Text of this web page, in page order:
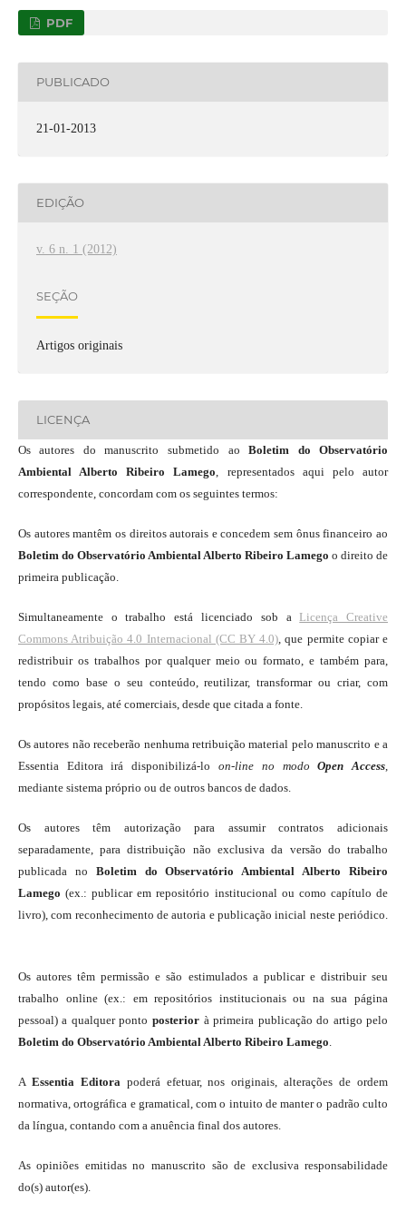
PDF
PUBLICADO
21-01-2013
EDIÇÃO
v. 6 n. 1 (2012)
SEÇÃO
Artigos originais
LICENÇA
Os autores do manuscrito submetido aoBoletim do Observatório
Ambiental Alberto Ribeiro Lamego , representados aqui pelo autor
correspondente, concordam com os seguintes termos:
Os autores mantêm os direitos autorais e concedem sem ônus financeiro ao
Boletim do Observatório Ambiental Alberto Ribeiro Lamegoo direito de
primeira publicação.
Simultaneamente o trabalho está licenciado sob a Licença Creative
Commons Atribuição 4.0 Internacional (CC BY 4.0) , que permite copiar e
redistribuir os trabalhos por qualquer meio ou formato, e também para,
tendo como base o seu conteúdo, reutilizar, transformar ou criar, com
propósitos legais, até comerciais, desde que citada a fonte.
Os autores não receberão nenhuma retribuição material pelo manuscrito e a
Essentia Editora irá disponibilizá-lo on-line no modo Open Access
mediante sistema próprio ou de outros bancos de dados.
Os autores têm autorização para assumir contratos adicionais
separadamente, para distribuição não exclusiva da versão do trabalho
publicada no Boletim do Observatório Ambiental Alberto Ribeiro
Lamego (ex.: publicar em repositório institucional ou como capítulo de
livro), com reconhecimento de autoria e publicação inicial neste periódico.
Os autores têm permissão e são estimulados a publicar e distribuir seu
trabalho online (ex.: em repositórios institucionais ou na sua página
pessoal) a qualquer ponto posterior à primeira publicação do artigo pelo
Boletim do Observatório Ambiental Alberto Ribeiro Lamego
A Essentia Editorapoderá efetuar, nos originais, alterações de ordem
normativa, ortográfica e gramatical, com o intuito de manter o padrão culto
da língua, contando com a anuência final dos autores.
As opiniões emitidas no manuscrito são de exclusiva responsabilidade
do(s) autor(es).